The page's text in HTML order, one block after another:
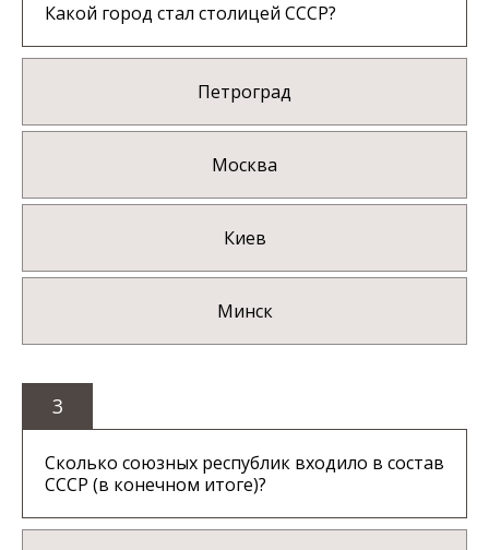
Какой город стал столицей СССР?
Петроград
Москва
Киев
Минск
3
Сколько союзных республик входило в состав
СССР (в конечном итоге)?